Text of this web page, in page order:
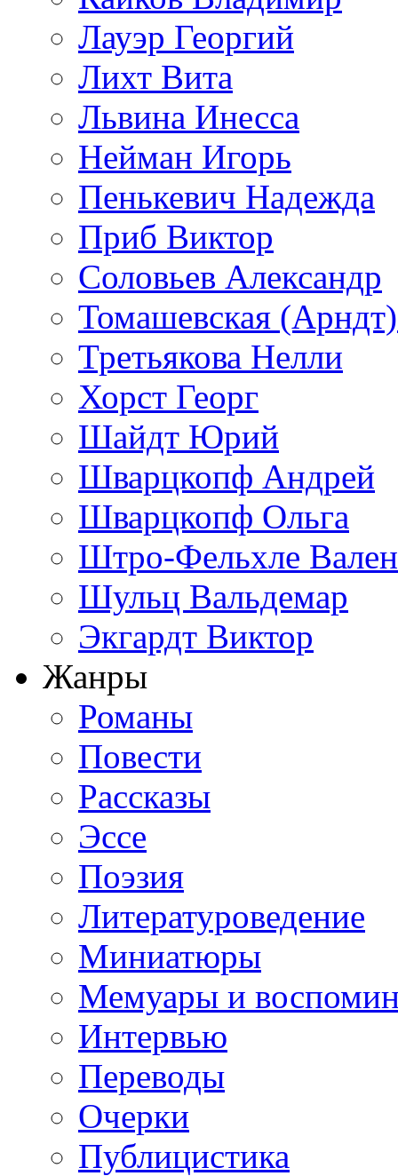
Лауэр Георгий
Лихт Вита
Львина Инесса
Нейман Игорь
Пенькевич Надежда
Приб Виктор
Соловьев Александр
Томашевская
Третьякова Нелли
Хорст Георг
Шайдт Юрий
Шварцкопф Андрей
Шварцкопф Ольга
Штро-Фельхле
Шульц Вальдемар
Экгардт Виктор
Жанры
Романы
Повести
Рассказы
Эссе
Поэзия
Литературоведение
Миниатюры
Мемуары и
Интервью
Переводы
Очерки
Публицистика